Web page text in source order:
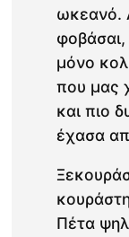
ωκεανό.
φοβάσαι,
μόνο
που μας
και πιο
έχασα
Πέτα